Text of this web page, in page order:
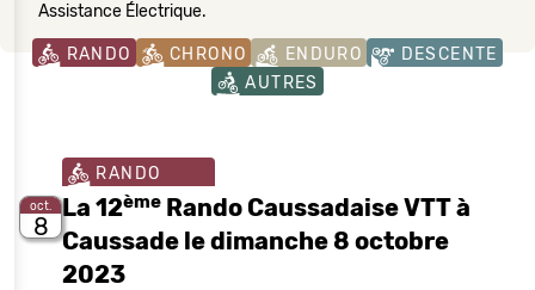
Assistance Électrique.
RANDO CHRONO ENDURO
DESCENTE
AUTRES
oct.
8
RANDO
La 12ème Rando Caussadaise VTT à
Caussade le dimanche 8 octobre
2023